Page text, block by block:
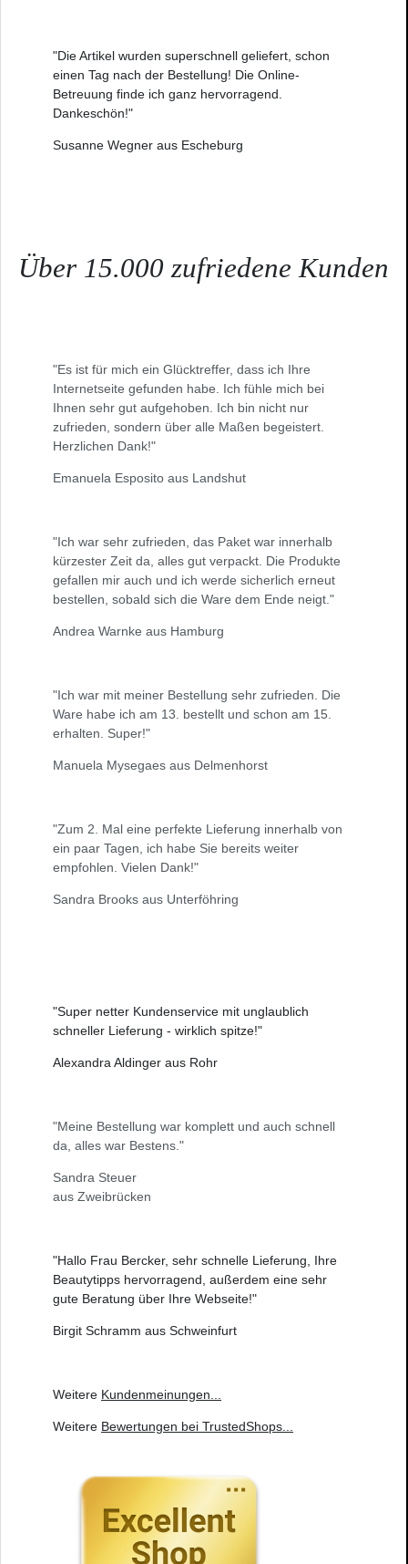
"Die Artikel wurden superschnell geliefert, schon
einen Tag nach der Bestellung! Die Online-
Betreuung finde ich ganz hervorragend.
Dankeschön!"
Susanne Wegner aus Escheburg
Über 15.000 zufriedene Kunden
"Es ist für mich ein Glücktreffer, dass ich Ihre
Internetseite gefunden habe. Ich fühle mich bei
Ihnen sehr gut aufgehoben. Ich bin nicht nur
zufrieden, sondern über alle Maßen begeistert.
Herzlichen Dank!"
Emanuela Esposito aus Landshut
"Ich war sehr zufrieden, das Paket war innerhalb
kürzester Zeit da, alles gut verpackt. Die Produkte
gefallen mir auch und ich werde sicherlich erneut
bestellen, sobald sich die Ware dem Ende neigt."
Andrea Warnke aus Hamburg
"Ich war mit meiner Bestellung sehr zufrieden. Die
Ware habe ich am 13. bestellt und schon am 15.
erhalten. Super!"
Manuela Mysegaes aus Delmenhorst
"Zum 2. Mal eine perfekte Lieferung innerhalb von
ein paar Tagen, ich habe Sie bereits weiter
empfohlen. Vielen Dank!"
Sandra Brooks aus Unterföhring
"Super netter Kundenservice mit unglaublich
schneller Lieferung - wirklich spitze!"
Alexandra Aldinger aus Rohr
"Meine Bestellung war komplett und auch schnell
da, alles war Bestens."
Sandra Steuer
aus Zweibrücken
"Hallo Frau Bercker, sehr schnelle Lieferung, Ihre
Beautytipps hervorragend, außerdem eine sehr
gute Beratung über Ihre Webseite!"
Birgit Schramm aus Schweinfurt
Weitere Kundenmeinungen
Weitere Bewertungen bei TrustedShops